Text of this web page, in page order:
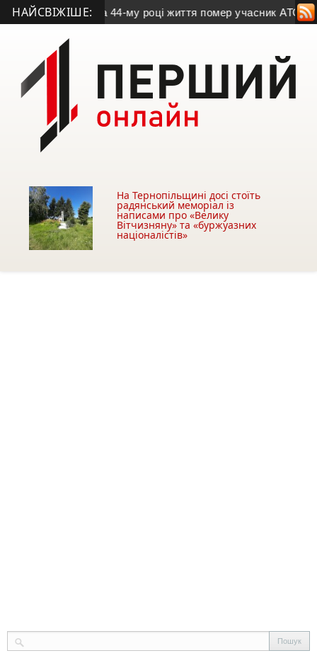
НАЙСВІЖІШЕ:
Дроня • На 44-му році життя помер учасник АТО з
На Тернопільщині досі стоїть
радянський меморіал із
написами про «Велику
Вітчизняну» та «буржуазних
націоналістів»